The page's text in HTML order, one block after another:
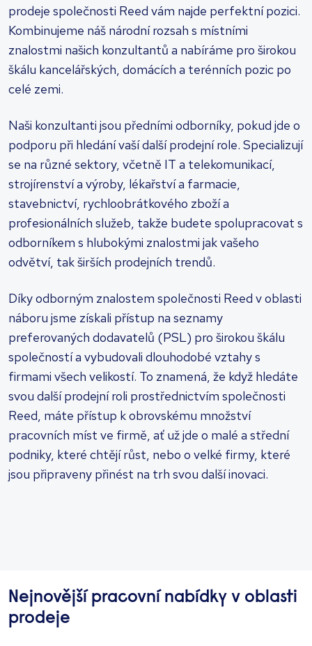
prodeje společnosti Reed vám najde perfektní pozici.
Kombinujeme náš národní rozsah s místními
znalostmi našich konzultantů a nabíráme pro širokou
škálu kancelářských, domácích a terénních pozic po
celé zemi.
Naši konzultanti jsou předními odborníky, pokud jde o
podporu při hledání vaší další prodejní role. Specializují
se na různé sektory, včetně IT a telekomunikací,
strojírenství a výroby, lékařství a farmacie,
stavebnictví, rychloobrátkového zboží a
profesionálních služeb, takže budete spolupracovat s
odborníkem s hlubokými znalostmi jak vašeho
odvětví, tak širších prodejních trendů.
Díky odborným znalostem společnosti Reed v oblasti
náboru jsme získali přístup na seznamy
preferovaných dodavatelů (PSL) pro širokou škálu
společností a vybudovali dlouhodobé vztahy s
firmami všech velikostí. To znamená, že když hledáte
svou další prodejní roli prostřednictvím společnosti
Reed, máte přístup k obrovskému množství
pracovních míst ve firmě, ať už jde o malé a střední
podniky, které chtějí růst, nebo o velké firmy, které
jsou připraveny přinést na trh svou další inovaci.
Nejnovější pracovní nabídky v oblasti
prodeje